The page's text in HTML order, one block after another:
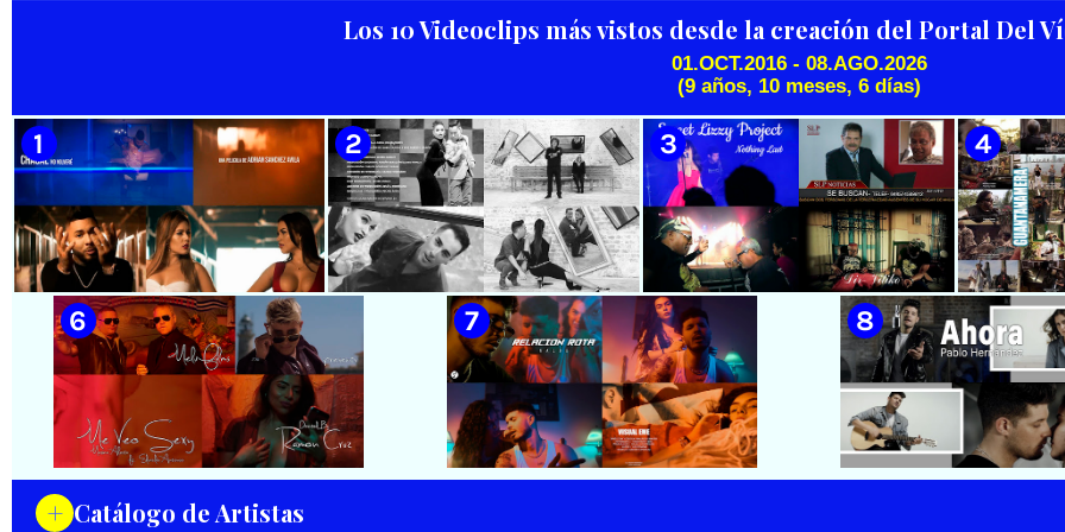
¨Chapeando¨ - Videoclip
Animado - Dirección: Ian
Padrón
tiempo¨ - Videoclip -
Dirección: Bilko Cuervo
🟡 Silvio Rodríguez - ¨El
Mayor¨ 📺 Videoclip - 🎬
Director: Ángel Alderete -
Videoclip de la película de
ficción ¨EL MAYOR¨ inspirada
en la vida del Mayor General
Ignacio Agramonte y Loynaz /
Director: Rigoberto López
Pego / ICAIC 👉 CUBA 👌
🟢 Pirro | ¨Vuelve a mi¨ |
Videoclip | Música Urbana
Cubana | Artistas Cubanos |
Canción | CUBA
Los 10 Videoclips más vistos desde la creación del Portal Del
01.OCT.2016 - 08.AGO.2026
(9 años, 10 meses, 6 días)
🟡 Chacal - ¨No Volveré¨ - Videoclip
- Dirección: Adrián Sánchez Ávila
🟡 Adrián Berazaín & Luna
Manzanares - ¨Ya es después¨ -
Videoclip - Dirección: Lester
🟡 Sweet Lizzy Project - ¨Nothing
Lasts¨ - Videoclip - Dirección:
Víctor Vinuesa (Vitiko)
🟡
Change -
+ Catálogo de Artistas